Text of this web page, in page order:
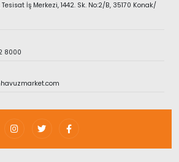
İş Merkezi, 1442. Sk. No:2/B, 35170 Konak/
8000